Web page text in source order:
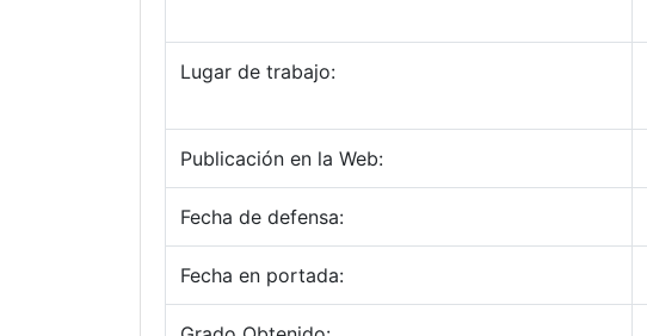
Lugar de trabajo:
Publicación en la Web:
Fecha de defensa:
Fecha en portada: